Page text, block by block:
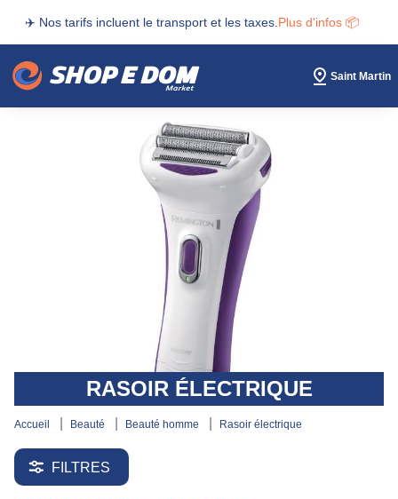
✈️ Nos tarifs incluent le transport et les taxes. Plus d'infos 📦
Saint Martin
RASOIR ÉLECTRIQUE
accueil beauté beauté homme rasoir électrique
FILTRES